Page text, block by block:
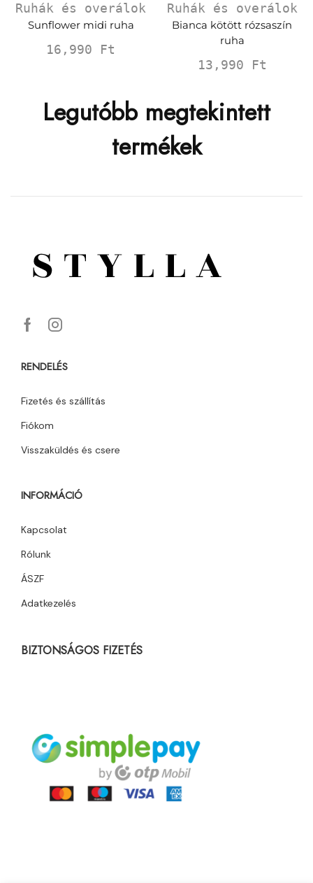
Ruhák és overálok
Sunflower midi ruha
16,990 Ft
Ruhák és overálok
Bianca kötött rózsaszín
ruha
13,990 Ft
Legutóbb megtekintett
termékek
RENDELÉS
Fizetés és szállítás
Fiókom
Visszaküldés és csere
INFORMÁCIÓ
Kapcsolat
Rólunk
ÁSZF
Adatkezelés
BIZTONSÁGOS FIZETÉS